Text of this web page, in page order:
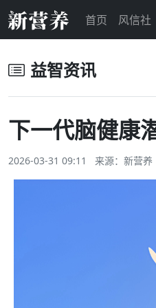
首页 风信社
益智资讯
下一代脑健康
2026-03-31 09:11 来源： 新营养